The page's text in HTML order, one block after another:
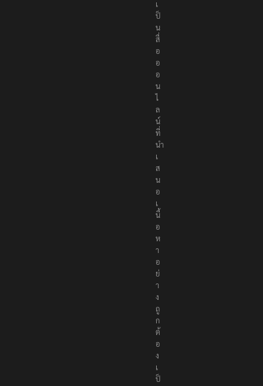
r
s
เ
ป็
น
สื่
อ
อ
อ
น
ไ
ล
น์
ที่
นำ
เ
ส
น
อ
เ
นื้
อ
ห
า
อ
ย่
า
ง
ถู
ก
ต้
อ
ง